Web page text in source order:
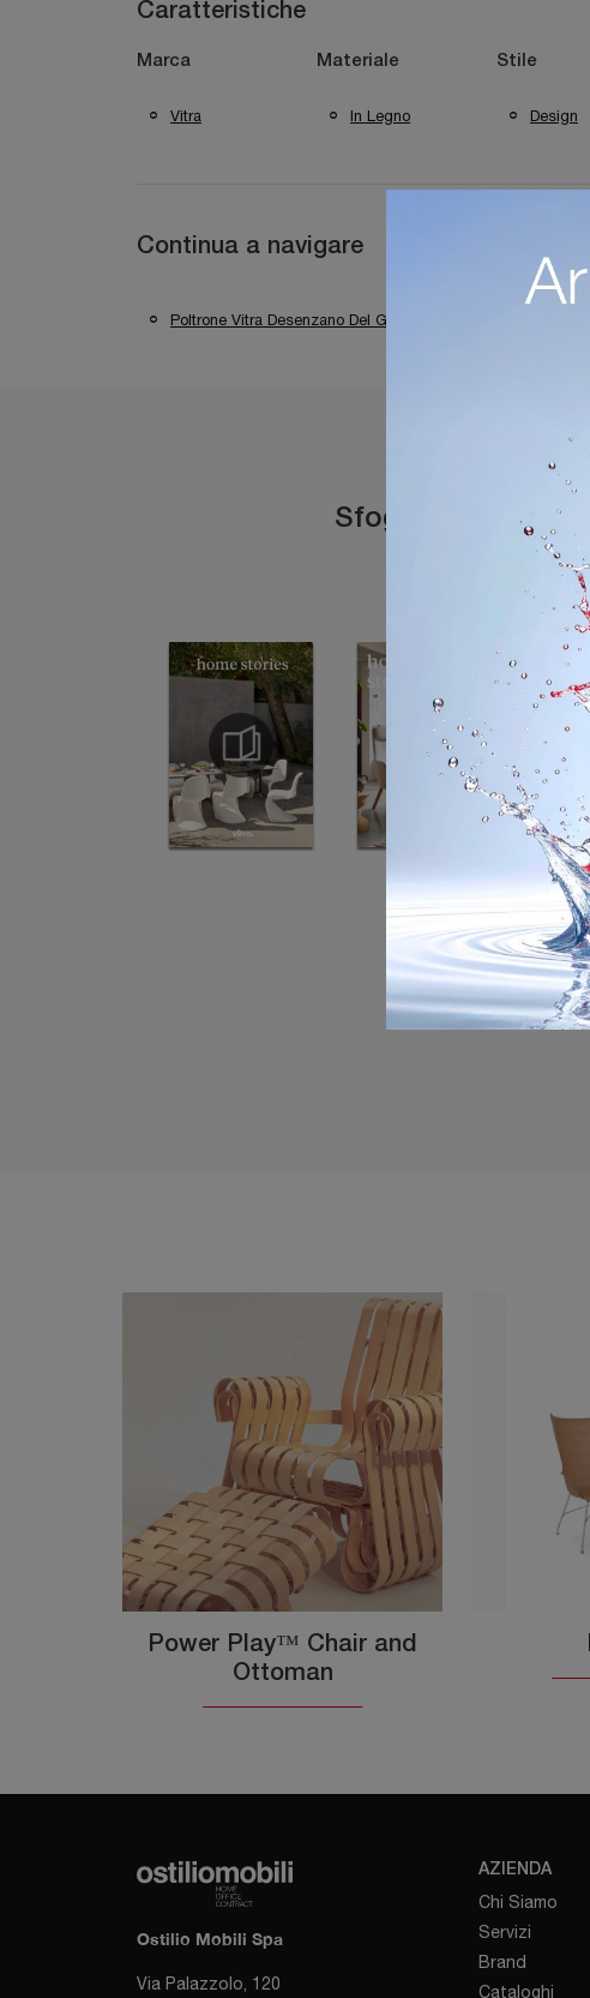
Caratteristiche
Marca
Vitra
Materiale
In Legno
Stile
Design
Continua a navigare
Poltrone Vitra Desenzano Del Garda
Sfoglia i cataloghi
Power Play™ Chair and
Ottoman
Ostilio Mobili Spa
Via Palazzolo, 120
AZIENDA
Chi Siamo
Servizi
Brand
Cataloghi